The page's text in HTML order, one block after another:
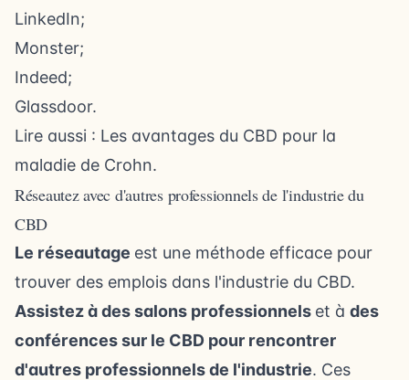
LinkedIn;
Monster;
Indeed;
Glassdoor.
Lire aussi : Les avantages du CBD pour la
maladie de Crohn.
Réseautez avec d'autres professionnels de l'industrie du
CBD
Le réseautage est une méthode efficace pour
trouver des emplois dans l'industrie du CBD.
Assistez à des salons professionnels et à des
conférences sur le CBD pour rencontrer
d'autres professionnels de l'industrie. Ces